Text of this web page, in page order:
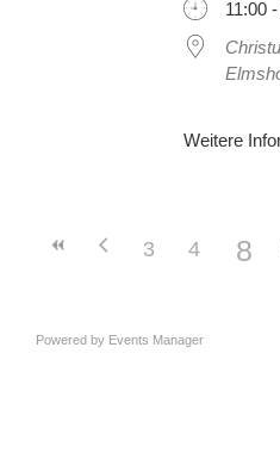
11:00
Weitere
3 4 5
8
Powered by Events Manager